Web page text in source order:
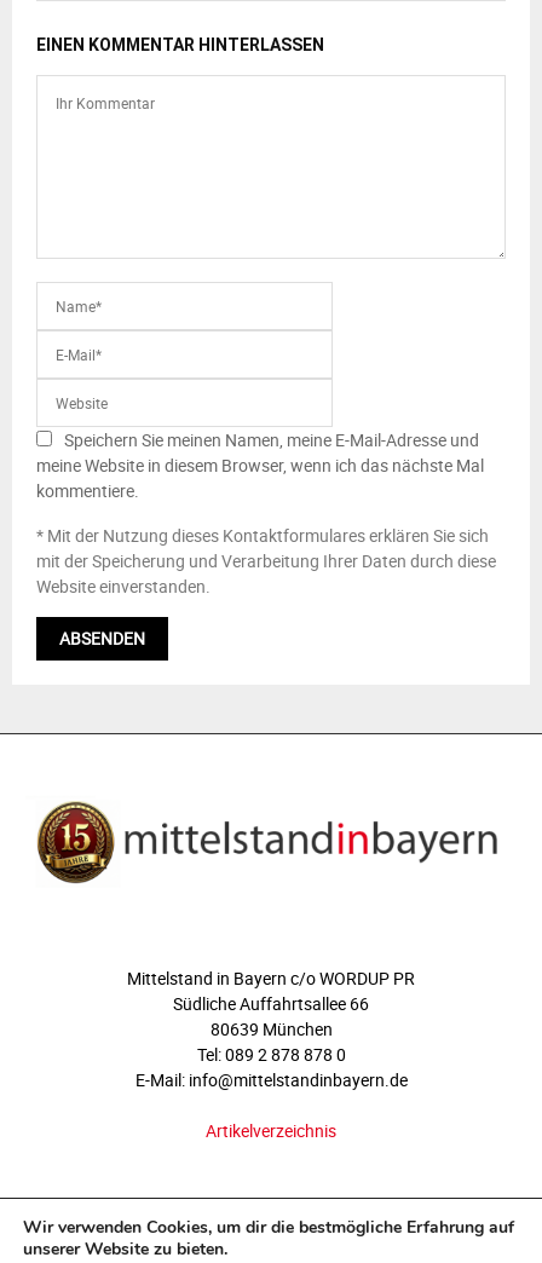
EINEN KOMMENTAR HINTERLASSEN
Speichern Sie meinen Namen, meine E-Mail-Adresse und
meine Website in diesem Browser, wenn ich das nächste Mal
kommentiere.
* Mit der Nutzung dieses Kontaktformulares erklären Sie sich
mit der Speicherung und Verarbeitung Ihrer Daten durch diese
Website einverstanden.
Mittelstand in Bayern c/o WORDUP PR
Südliche Auffahrtsallee 66
80639 München
Tel: 089 2 878 878 0
E-Mail: info@mittelstandinbayern.de
Artikelverzeichnis
Wir verwenden Cookies, um dir die bestmögliche Erfahrung auf
unserer Website zu bieten.